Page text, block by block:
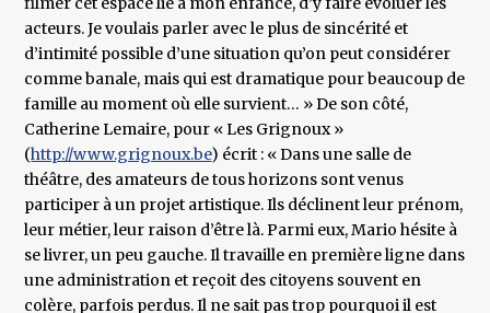
acteurs. Je voulais parler avec le plus de sincérité et
d’intimité possible d’une situation qu’on peut considérer
comme banale, mais qui est dramatique pour beaucoup de
famille au moment où elle survient… » De son côté,
Catherine Lemaire, pour « Les Grignoux »
(http://www.grignoux.be) écrit : « Dans une salle de
théâtre, des amateurs de tous horizons sont venus
participer à un projet artistique. Ils déclinent leur prénom,
leur métier, leur raison d’être là. Parmi eux, Mario hésite à
se livrer, un peu gauche. Il travaille en première ligne dans
une administration et reçoit des citoyens souvent en
colère, parfois perdus. Il ne sait pas trop pourquoi il est